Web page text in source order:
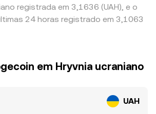
registrada em 3,1636 (UAH), e o
24 horas registrado em 3,1063
em Hryvnia ucraniano
UAH